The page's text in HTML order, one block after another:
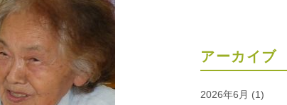
アーカイブ
2026年6月 (1)